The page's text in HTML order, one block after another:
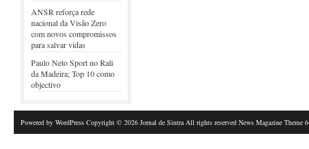
ANSR reforça rede
nacional da Visão Zero
com novos compromissos
para salvar vidas
Paulo Neto Sport no Rali
da Madeira; Top 10 como
objectivo
Powered by WordPress Copyright © 2026 Jornal de Sintra All rights reserved News Magazine Theme